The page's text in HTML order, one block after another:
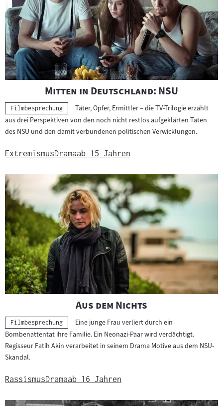
"
Mitten in Deutschland: NSU
Kategorie:
Filmbesprechung
Täter, Opfer, Ermittler – die TV-Trilogie erzählt
aus drei Perspektiven von den noch nicht restlos aufgeklärten Taten
des NSU und den damit verbundenen politischen Verwicklungen.
ExtremismusDramaab 15 Jahren
"
Aus dem Nichts
Kategorie:
Filmbesprechung
Eine junge Frau verliert durch ein
Bombenattentat ihre Familie. Ein Neonazi-Paar wird verdächtigt.
Regisseur Fatih Akin verarbeitet in seinem Drama Motive aus dem NSU-
Skandal.
RassismusDramaab 16 Jahren